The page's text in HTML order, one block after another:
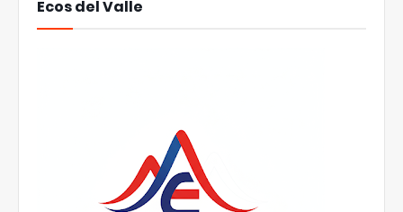
Ecos del Valle